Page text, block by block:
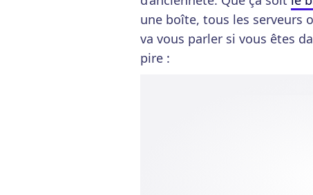
une boîte, tous les serveurs
va vous parler si vous êtes
pire :